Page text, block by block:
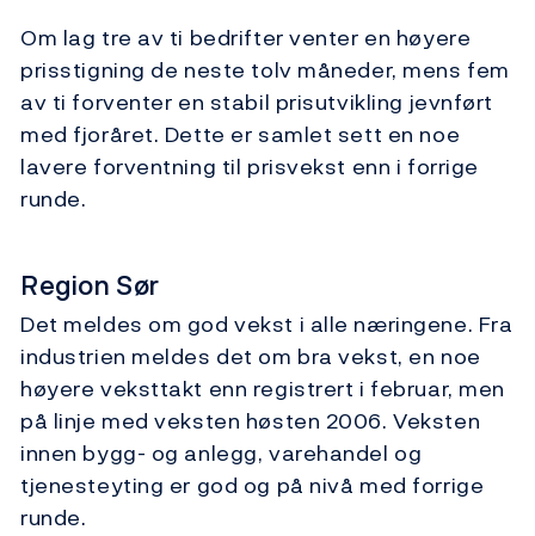
Om lag tre av ti bedrifter venter en høyere
prisstigning de neste tolv måneder, mens fem
av ti forventer en stabil prisutvikling jevnført
med fjoråret. Dette er samlet sett en noe
lavere forventning til prisvekst enn i forrige
runde.
Region Sør
Det meldes om god vekst i alle næringene. Fra
industrien meldes det om bra vekst, en noe
høyere veksttakt enn registrert i februar, men
på linje med veksten høsten 2006. Veksten
innen bygg- og anlegg, varehandel og
tjenesteyting er god og på nivå med forrige
runde.